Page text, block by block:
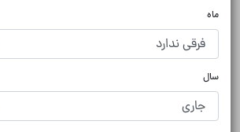
ماه
سال